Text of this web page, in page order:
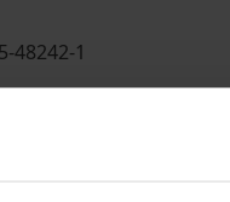
48242-1
MwSt. Abhängig von der